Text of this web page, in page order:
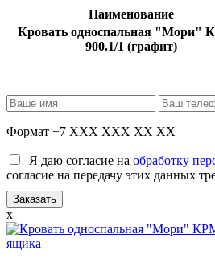
Наименование
Кровать односпальная "Мори"
900.1/1 (графит)
Формат +7 XXX XXX XX XX
Я даю согласие на обработку
согласие на передачу этих данных
x